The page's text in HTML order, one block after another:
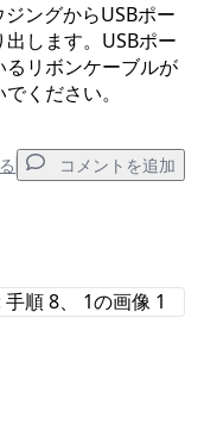
ングからUSBポー
します。USBポー
るリボンケーブルが
ください。
コメントを追加